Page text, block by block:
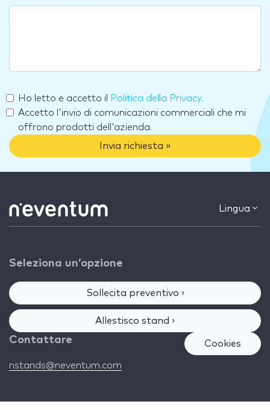
Ho letto e accetto il Politica della Privacy.
Accetto l'invio di comunicazioni commerciali che mi
offrono prodotti dell'azienda.
Invia richiesta »
Lingua
Seleziona un’opzione
Sollecita preventivo ›
Allestisco stand ›
Contattare
nstands@neventum.com
Cookies